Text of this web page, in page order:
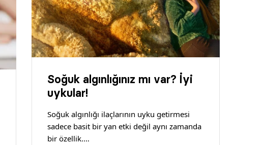
Soğuk algınlığınız mı var? İyi
uykular!
Soğuk algınlığı ilaçlarının uyku getirmesi
sadece basit bir yan etki değil aynı zamanda
bir özellik.…